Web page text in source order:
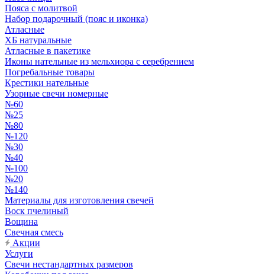
Пояса с молитвой
Набор подарочный (пояс и иконка)
Атласные
ХБ натуральные
Атласные в пакетике
Иконы нательные из мельхиора с серебрением
Погребальные товары
Крестики нательные
Узорные свечи номерные
№60
№25
№80
№120
№30
№40
№100
№20
№140
Материалы для изготовления свечей
Воск пчелиный
Вощина
Свечная смесь
Акции
Услуги
Свечи нестандартных размеров